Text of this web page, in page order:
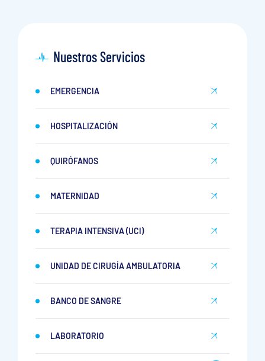
Nuestros Servicios
EMERGENCIA
HOSPITALIZACIÓN
QUIRÓFANOS
MATERNIDAD
TERAPIA INTENSIVA (UCI)
UNIDAD DE CIRUGÍA AMBULATORIA
BANCO DE SANGRE
LABORATORIO